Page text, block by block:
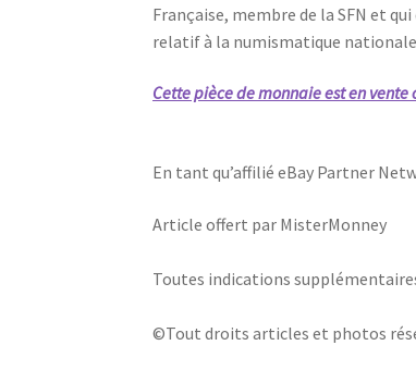
Française, membre de la SFN et
relatif à la numismatique
Cette pièce de monnaie est en
En tant qu’affilié eBay Partner
Article offert par MisterMonney
Toutes indications
©Tout droits articles et photos